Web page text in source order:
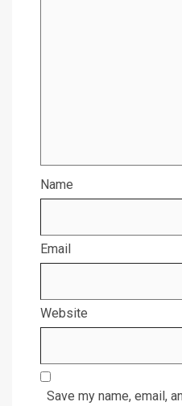
Name
Email
Website
Save my name, email,